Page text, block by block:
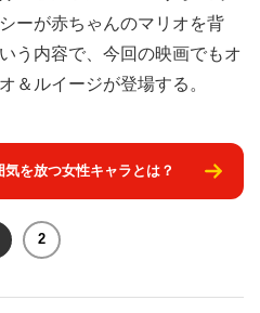
ーが赤ちゃんのマリオを背
う内容で、今回の映画でもオ
＆ルイージが登場する。
気を放つ女性キャラとは？
2